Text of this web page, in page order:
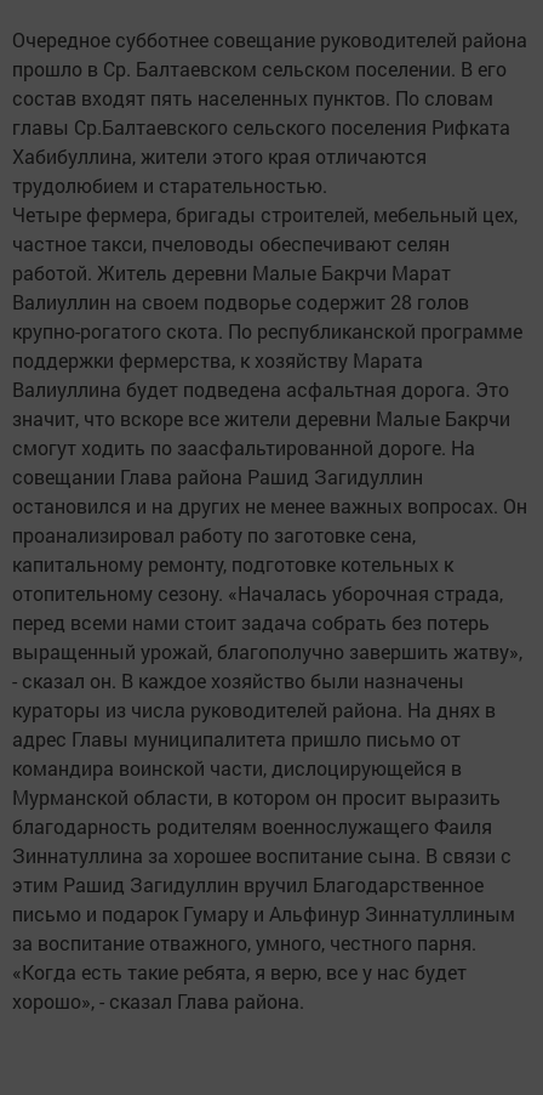
Очередное субботнее совещание руководителей района
прошло в Ср. Балтаевском сельском поселении. В его
состав входят пять населенных пунктов. По словам
главы Ср.Балтаевского сельского поселения Рифката
Хабибуллина, жители этого края отличаются
трудолюбием и старательностью.
Четыре фермера, бригады строителей, мебельный цех,
частное такси, пчеловоды обеспечивают селян
работой. Житель деревни Малые Бакрчи Марат
Валиуллин на своем подворье содержит 28 голов
крупно-рогатого скота. По республиканской программе
поддержки фермерства, к хозяйству Марата
Валиуллина будет подведена асфальтная дорога. Это
значит, что вскоре все жители деревни Малые Бакрчи
смогут ходить по заасфальтированной дороге. На
совещании Глава района Рашид Загидуллин
остановился и на других не менее важных вопросах. Он
проанализировал работу по заготовке сена,
капитальному ремонту, подготовке котельных к
отопительному сезону. «Началась уборочная страда,
перед всеми нами стоит задача собрать без потерь
выращенный урожай, благополучно завершить жатву»,
- сказал он. В каждое хозяйство были назначены
кураторы из числа руководителей района. На днях в
адрес Главы муниципалитета пришло письмо от
командира воинской части, дислоцирующейся в
Мурманской области, в котором он просит выразить
благодарность родителям военнослужащего Фаиля
Зиннатуллина за хорошее воспитание сына. В связи с
этим Рашид Загидуллин вручил Благодарственное
письмо и подарок Гумару и Альфинур Зиннатуллиным
за воспитание отважного, умного, честного парня.
«Когда есть такие ребята, я верю, все у нас будет
хорошо», - сказал Глава района.